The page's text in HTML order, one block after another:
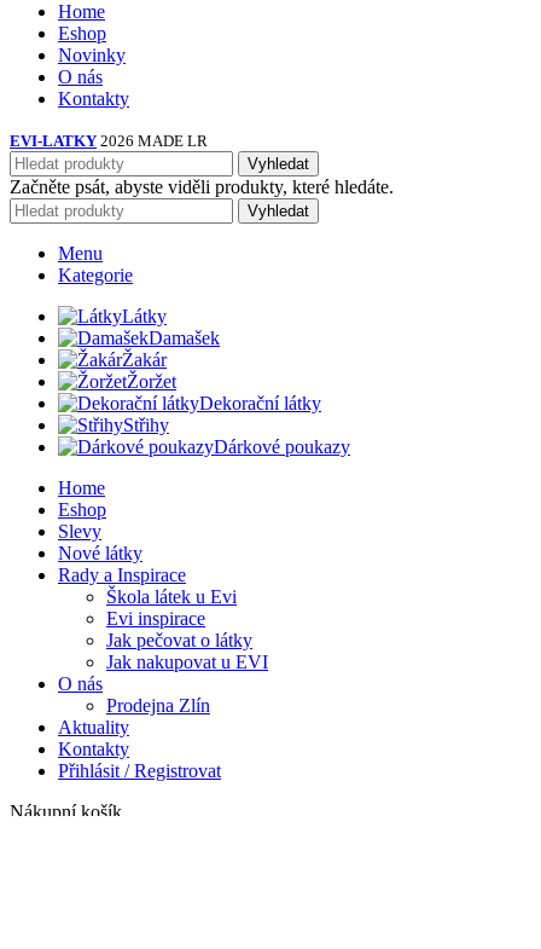
Home
Eshop
Novinky
O nás
Kontakty
EVI-LATKY 2026 MADE LR
Vyhledat
Začněte psát, abyste viděli produkty, které hledáte.
Vyhledat
Menu
Kategorie
Látky
Damašek
Žakár
Žoržet
Dekorační látky
Střihy
Dárkové poukazy
Home
Eshop
Slevy
Nové látky
Rady a Inspirace
Škola látek u Evi
Evi inspirace
Jak pečovat o látky
Jak nakupovat u EVI
O nás
Prodejna Zlín
Aktuality
Kontakty
Přihlásit / Registrovat
Nákupní košík